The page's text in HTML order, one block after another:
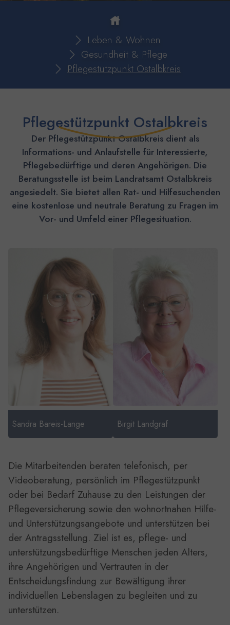
Leben & Wohnen
Gesundheit & Pflege
Pflegestützpunkt Ostalbkreis
Pflegestützpunkt Ostalbkreis
Der Pflegestützpunkt Ostalbkreis dient als
Informations- und Anlaufstelle für Interessierte,
Pflegebedürftige und deren Angehörigen. Die
Beratungsstelle ist beim Landratsamt Ostalbkreis
angesiedelt. Sie bietet allen Rat- und Hilfesuchenden
eine kostenlose und neutrale Beratung zu Fragen im
Vor- und Umfeld einer Pflegesituation.
Show larger version for:
Sandra Bareis-Lange Birgit Landgraf
Die Mitarbeitenden beraten telefonisch, per
Videoberatung, persönlich im Pflegestützpunkt
oder bei Bedarf Zuhause zu den Leistungen der
Pflegeversicherung sowie den wohnortnahen Hilfe-
und Unterstützungsangebote und unterstützen bei
der Antragsstellung. Ziel ist es, pflege- und
unterstützungsbedürftige Menschen jeden Alters,
ihre Angehörigen und Vertrauten in der
Entscheidungsfindung zur Bewältigung ihrer
individuellen Lebenslagen zu begleiten und zu
unterstützen.